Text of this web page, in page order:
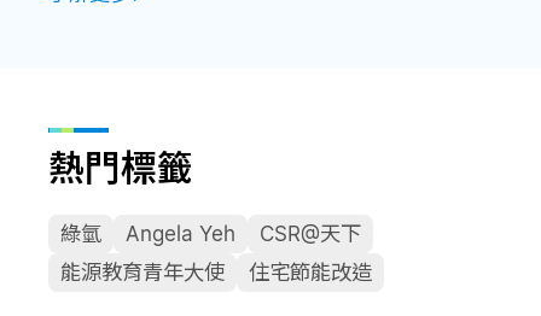
熱門標籤
綠氫 Angela Yeh
CSR@天下
能源教育青年大使
住宅節能改造